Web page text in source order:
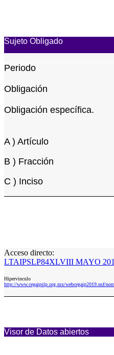
Sujeto Obligado
Periodo
Obligación
Obligación específica.
A ) Artículo
B ) Fracción
C ) Inciso
Acceso directo:
LTAIPSLP84XLVIII MAYO
Hipervinculo
http://www.cegaipslp.org.mx/webcegaip2019.nsf/
Visor de Datos abiertos